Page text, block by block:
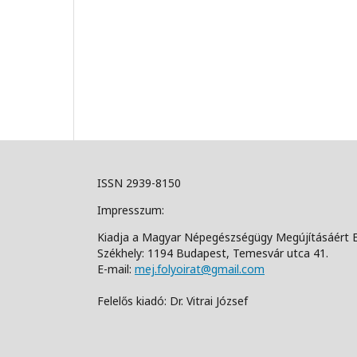
ISSN 2939-8150
Impresszum:
Kiadja a Magyar Népegészségügy Megújításáért
Székhely: 1194 Budapest, Temesvár utca 41.
E-mail: mej.folyoirat@gmail.com
Felelős kiadó: Dr. Vitrai József